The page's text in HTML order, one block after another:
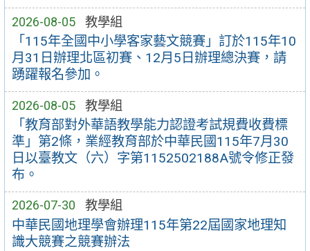
2026-08-05 教學組
「115年全國中小學客家藝文競賽」訂於115年10
月31日辦理北區初賽、12月5日辦理總決賽，請
踴躍報名參加。
2026-08-05 教學組
「教育部對外華語教學能力認證考試規費收費標
準」第2條，業經教育部於中華民國115年7月30
日以臺教文（六）字第1152502188A號令修正發
布。
2026-07-30 教學組
中華民國地理學會辦理115年第22屆國家地理知
識大競賽之競賽辦法